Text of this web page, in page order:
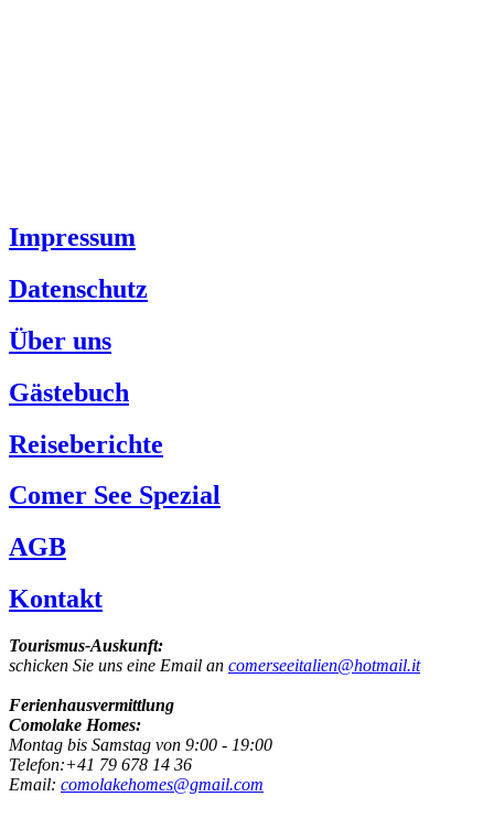
Impressum
Datenschutz
Über uns
Gästebuch
Reiseberichte
Comer See Spezial
AGB
Kontakt
Tourismus-Auskunft:
schicken Sie uns eine Email an comerseeitalien@hotmail.it
Ferienhausvermittlung
Comolake Homes:
Montag bis Samstag von 9:00 - 19:00
Telefon:+41 79 678 14 36
Email: comolakehomes@gmail.com